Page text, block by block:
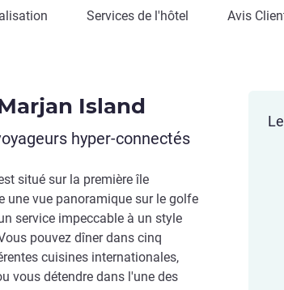
Services de l'hôtel Avis
Island
hyper-connectés
situé sur la première île
une vue panoramique sur le golfe
service impeccable à un style
pouvez dîner dans cinq
cuisines internationales,
vous détendre dans l'une des